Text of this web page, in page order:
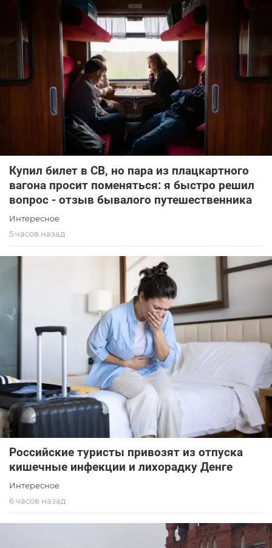
Купил билет в СВ, но пара из плацкартного
вагона просит поменяться: я быстро решил
вопрос - отзыв бывалого путешественника
Интересное
5 часов назад
Российские туристы привозят из отпуска
кишечные инфекции и лихорадку Денге
Интересное
6 часов назад